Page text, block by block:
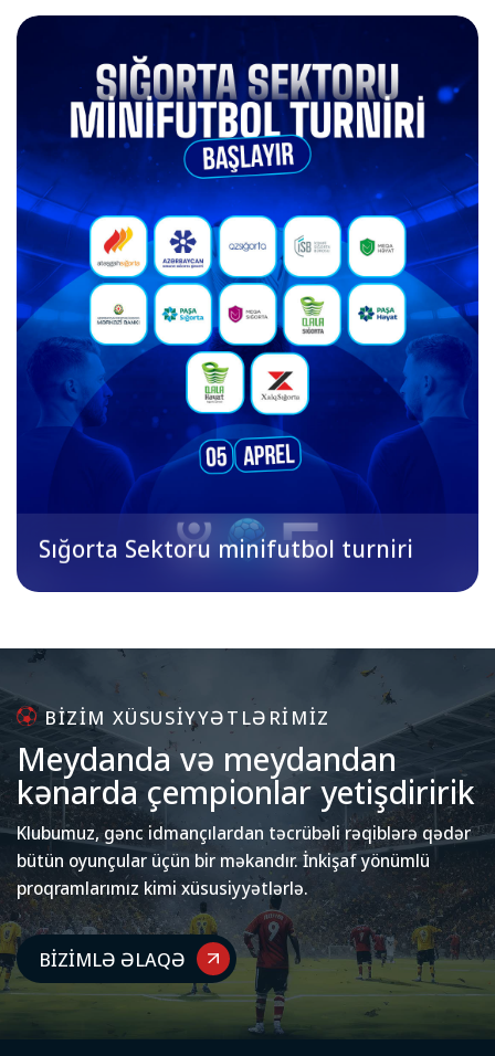
Qeydiyyat bağlıdır
Sığorta Sektoru minifutbol turniri
BIZIM XÜSUSIYYƏTLƏRIMIZ
Meydandavə meydandan
kənarda çempionlaryetişdiririk
Klubumuz, gənc idmançılardan təcrübəli rəqiblərə qədər
bütün oyunçular üçün bir məkandır. İnkişaf yönümlü
proqramlarımız kimi xüsusiyyətlərlə.
BIZIMLƏ ƏLAQƏ